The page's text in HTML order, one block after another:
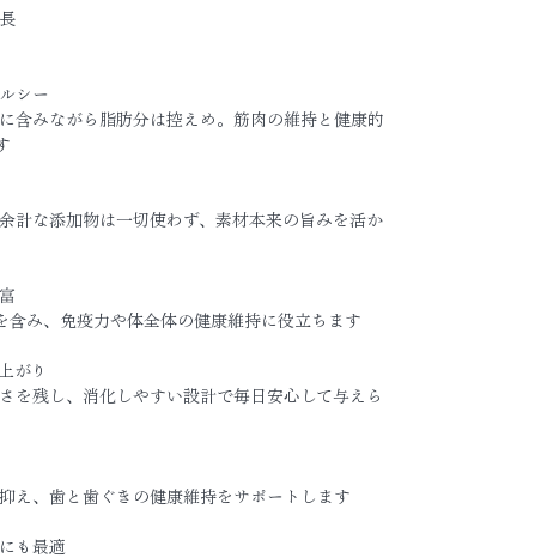
シー
含みながら脂肪分は控えめ。筋肉の維持と健康的
計な添加物は一切使わず、素材本来の旨みを活か
み、免疫力や体全体の健康維持に役立ちます
がり
を残し、消化しやすい設計で毎日安心して与えら
え、歯と歯ぐきの健康維持をサポートします
も最適